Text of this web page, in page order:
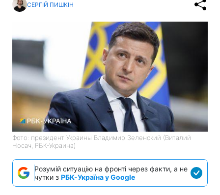
СЕРГІЙ ПИШКІН
Фото: президент Украины Владимир Зеленский (Виталий
Носач, РБК-Украина)
Розумій ситуацію на фронті через факти, а не
чутки з РБК-Україна у Google